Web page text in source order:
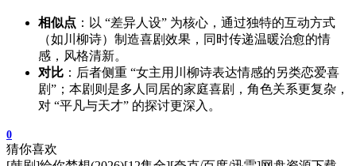
相似点 ：以 “差异人设” 为核心，通过独特的互动方式
（如川柳诗）制造喜剧效果，同时传递温暖治愈的情
感，风格清新。
对比 ：后者侧重 “女主用川柳诗表达情感的另类恋爱喜
剧”；本剧则是多人同居的家庭喜剧，角色关系更复杂，
对 “平凡与天才” 的探讨更深入。
0
猜你喜欢